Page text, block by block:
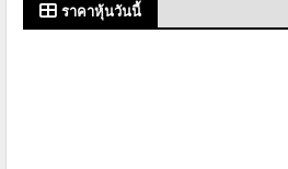
ราคาหุ้นวันนี้